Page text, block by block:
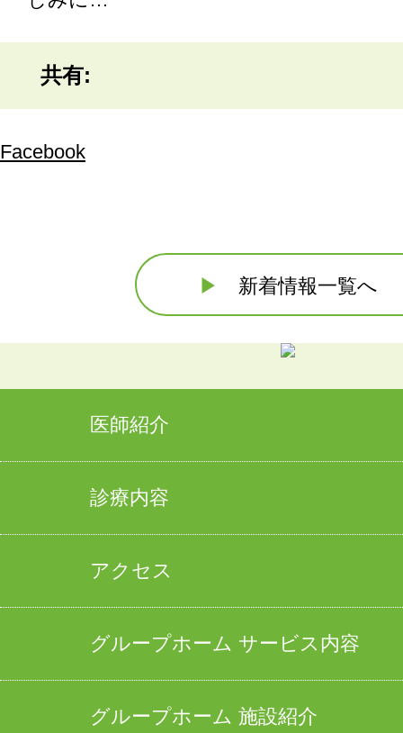
共有:
Facebook
▶ 新着情報一覧へ
医師紹介
診療内容
アクセス
グループホーム サービス内容
グループホーム 施設紹介